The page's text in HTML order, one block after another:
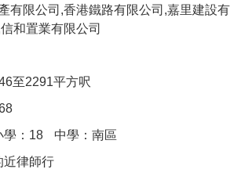
至2291平方呎
近律師行
學：18 中學：南區
有限公司,香港鐵路有限公司,嘉里建設有
和置業有限公司